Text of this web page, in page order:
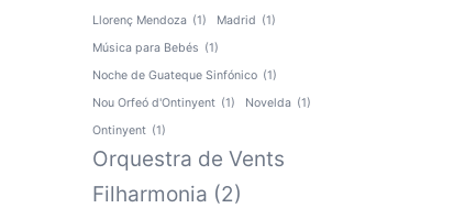
Llorenç Mendoza (1) Madrid (1)
Música para Bebés (1)
Noche de Guateque Sinfónico (1)
Nou Orfeó d'Ontinyent (1) Novelda (1)
Ontinyent (1)
Orquestra de Vents
Filharmonia (2)